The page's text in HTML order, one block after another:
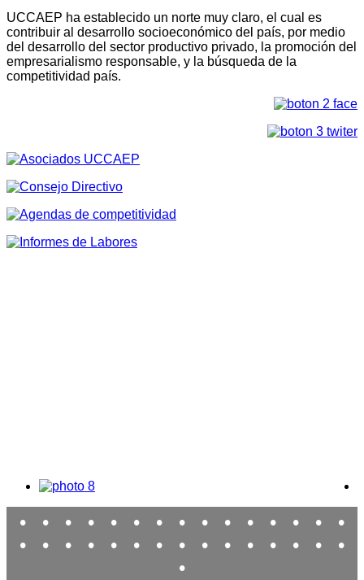
UCCAEP ha establecido un norte muy claro, el cual es
contribuir al desarrollo socioeconómico del país, por medio
del desarrollo del sector productivo privado, la promoción del
empresarialismo responsable, y la búsqueda de la
competitividad país.
• • • • • • • • • • • • • •
•
•
• • • • • • • • • • • • •
•
•